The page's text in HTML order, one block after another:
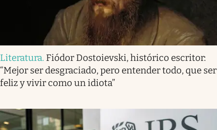
Literatura. Fiódor Dostoievski, histórico escritor:
“Mejor ser desgraciado, pero entender todo, que ser
feliz y vivir como un idiota”